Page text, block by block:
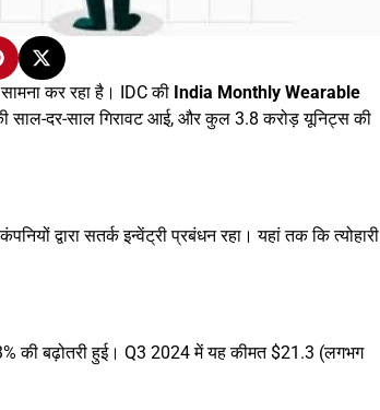
सामना कर रहा है। IDC की India Monthly Wearable
साल-दर-साल गिरावट आई, और कुल 3.8 करोड़ यूनिट्स की
द्वारा सतर्क इन्वेंट्री प्रबंधन रहा। यहां तक कि त्योहारी
की बढ़ोतरी हुई। Q3 2024 में यह कीमत $21.3 (लगभग